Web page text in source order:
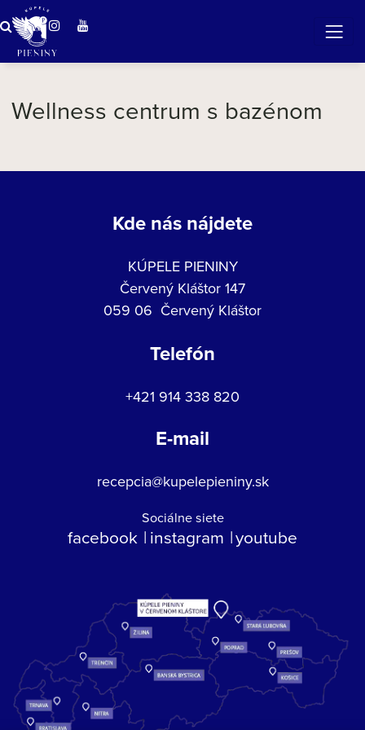
Wellness centrum s bazénom
Kde nás nájdete
KÚPELE PIENINY
Červený Kláštor 147
059 06 Červený Kláštor
Telefón
+421 914 338 820
E-mail
recepcia@kupelepieniny.sk
Sociálne siete
facebook instagram youtube